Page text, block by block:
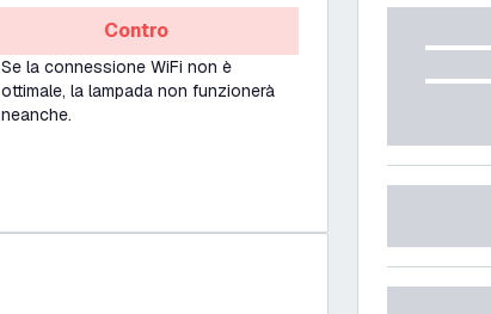
Contro
Se la connessione WiFi non è
ottimale, la lampada non funzionerà
neanche.